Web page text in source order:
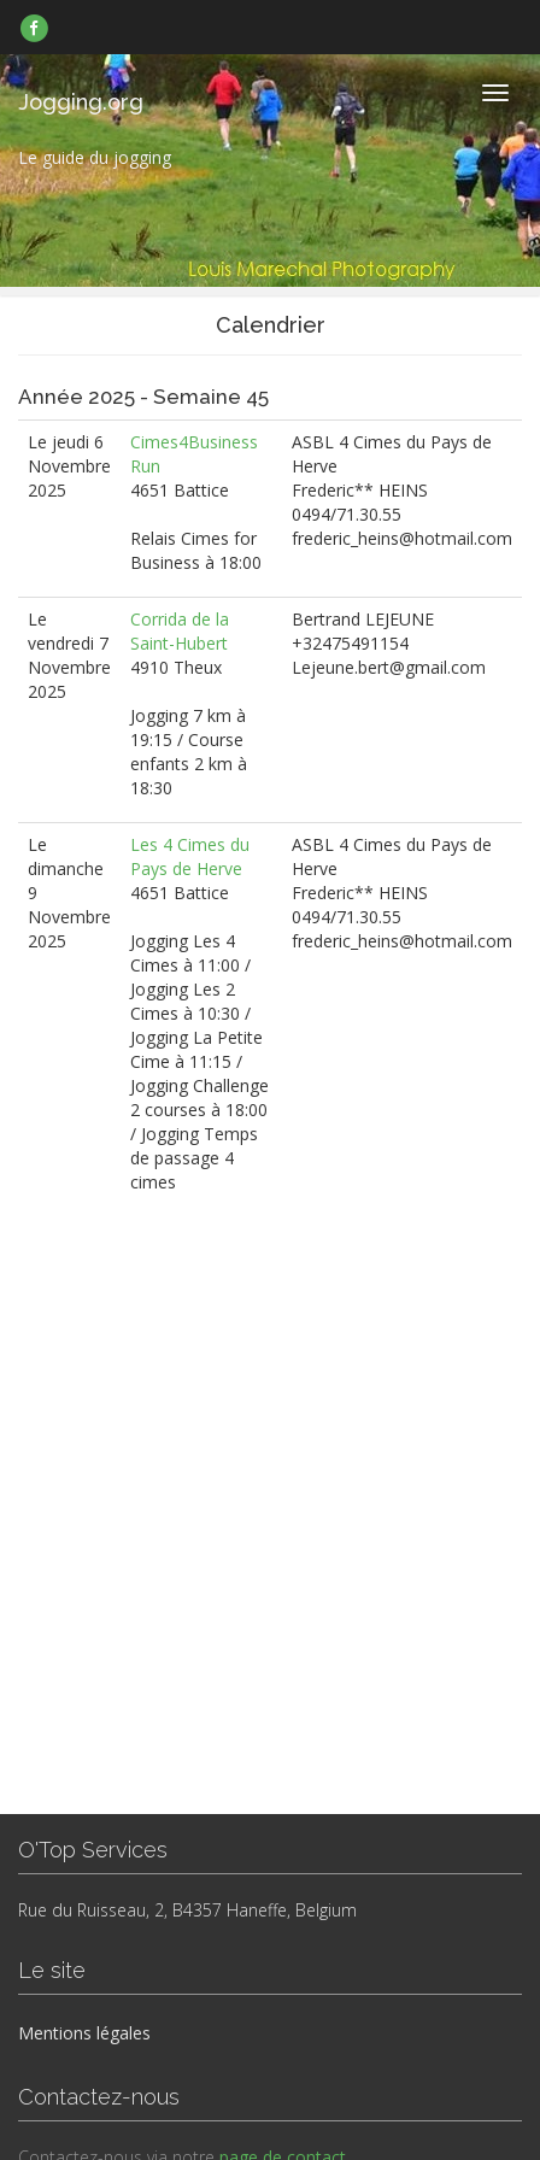
sur
Facebook
Jogging.org
Le guide du jogging
Calendrier
Année 2025 - Semaine 45
Le jeudi 6
Novembre
2025
Cimes4Business
Run
4651 Battice
Relais Cimes for
Business à 18:00
ASBL 4 Cimes du Pays de
Herve
Frederic** HEINS
0494/71.30.55
frederic_heins@hotmail.com
Le
vendredi 7
Novembre
2025
Corrida de la
Saint-Hubert
4910 Theux
Jogging 7 km à
19:15 / Course
enfants 2 km à
18:30
Bertrand LEJEUNE
+32475491154
Lejeune.bert@gmail.com
Le
dimanche
9
Novembre
2025
Les 4 Cimes du
Pays de Herve
4651 Battice
Jogging Les 4
Cimes à 11:00 /
Jogging Les 2
Cimes à 10:30 /
Jogging La Petite
Cime à 11:15 /
Jogging Challenge
2 courses à 18:00
/ Jogging Temps
de passage 4
cimes
ASBL 4 Cimes du Pays de
Herve
Frederic** HEINS
0494/71.30.55
frederic_heins@hotmail.com
O'Top Services
Rue du Ruisseau, 2, B4357 Haneffe, Belgium
Le site
Mentions légales
Contactez-nous